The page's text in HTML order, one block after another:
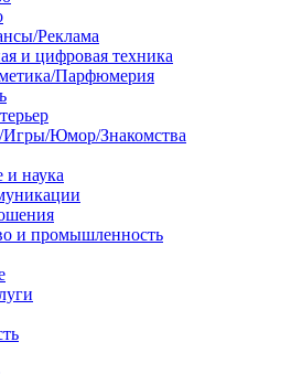
Реклама
и цифровая техника
Парфюмерия
Игры/Юмор/Знакомства
и наука
и промышленность